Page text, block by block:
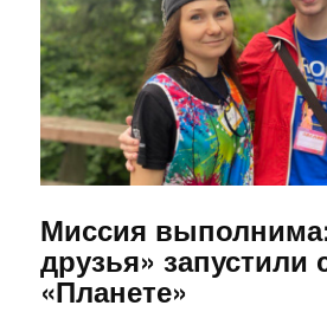
Миссия
друзья» запустили
«Планете»